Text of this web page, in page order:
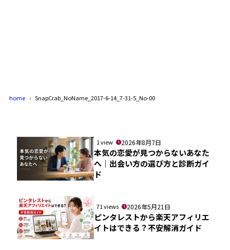
home SnapCrab_NoName_2017-6-14_7-31-5_No-00
1 view 2026年8月7日
本気の恋愛が見つからないあなた
へ｜出会い方の選び方と診断ガイ
ド
71 views 2026年5月21日
ピンタレストから楽天アフィリエ
イトはできる？不安解消ガイド